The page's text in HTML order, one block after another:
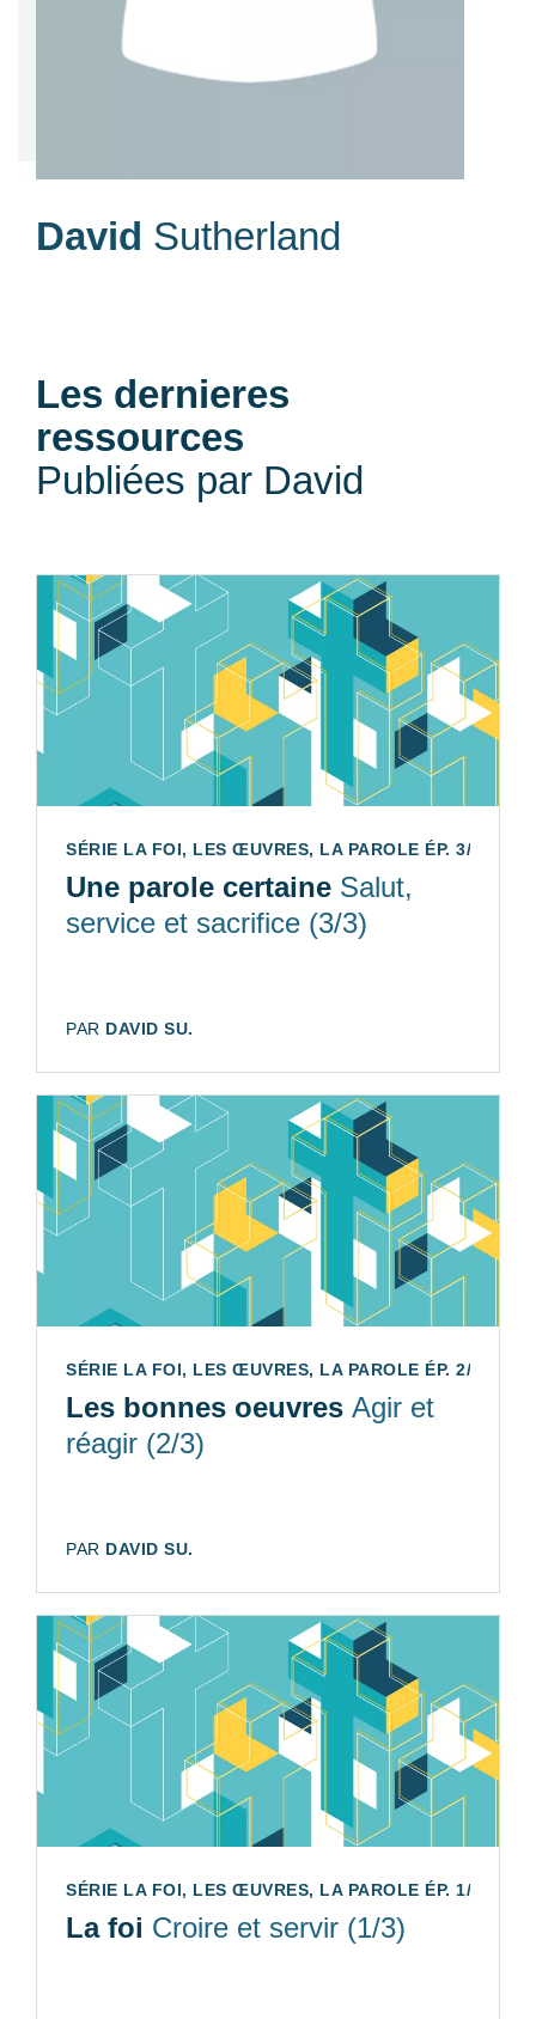
David Sutherland
Les dernieres
ressources
Publiées par David
SÉRIE LA FOI, LES ŒUVRES, LA PAROLE ÉP. 3/3
Une parole certaine Salut,
service et sacrifice (3/3)
AUTEUR:
PAR DAVID SU.
SÉRIE LA FOI, LES ŒUVRES, LA PAROLE ÉP. 2/3
Les bonnes oeuvres Agir et
réagir (2/3)
AUTEUR:
PAR DAVID SU.
SÉRIE LA FOI, LES ŒUVRES, LA PAROLE ÉP. 1/3
La foi Croire et servir (1/3)